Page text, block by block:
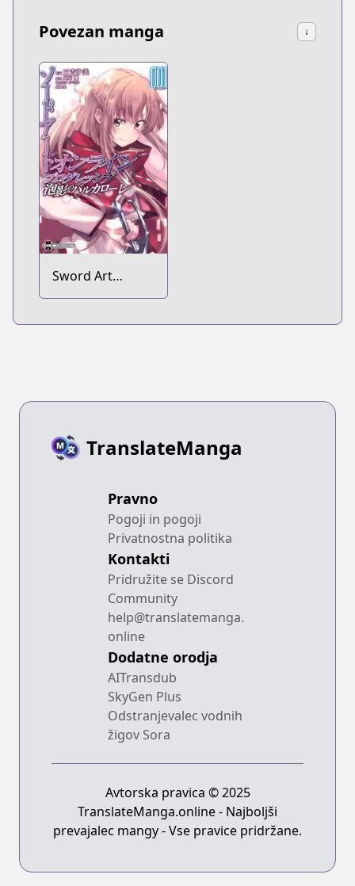
Povezan manga ↓
Sword Art
Online:
TranslateManga
Pravno
Pogoji in pogoji
Privatnostna politika
Kontakti
Pridružite se Discord
Community
help@translatemanga.
online
Dodatne orodja
AITransdub
SkyGen Plus
Odstranjevalec vodnih
žigov Sora
Avtorska pravica © 2025
TranslateManga.online - Najboljši
prevajalec mangy - Vse pravice pridržane.